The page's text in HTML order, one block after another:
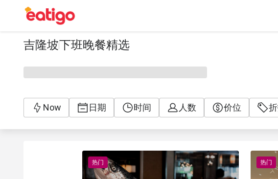
吉隆坡下班晚餐精选
Now 日期 时间 人数 价位
热门 热门